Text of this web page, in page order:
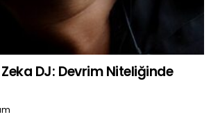
DJ: Devrim Niteliğinde